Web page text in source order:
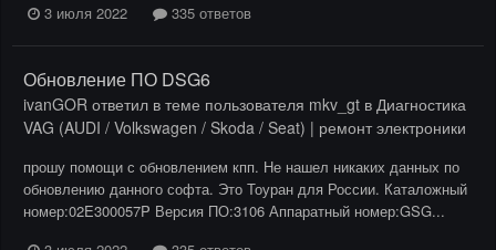
3 июля 2022
335 ответов
Обновление ПО DSG6
ivanGOR ответил в теме пользователя mkv_gt в Диагностика
VAG (AUDI / Volkswagen / Skoda / Seat) | ремонт электроники
прошу помощи с обновлением кпп. Не нашел никаких данных по
обновлению данного софта. Это Тоуран для России. Каталожный
номер:02E300057P Версия ПО:3106 Аппаратный номер:GSG...